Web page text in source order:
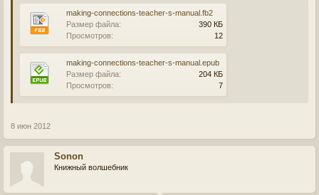
making-connections-teacher-s-manual.fb2
Размер файла:
390 КБ
Просмотров:
12
making-connections-teacher-s-manual.epub
Размер файла:
204 КБ
Просмотров:
7
8 июн 2012
Sonon
Книжный волшебник